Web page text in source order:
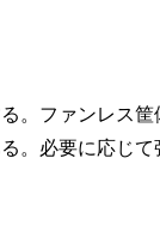
。ファンレス
。必要に応じて